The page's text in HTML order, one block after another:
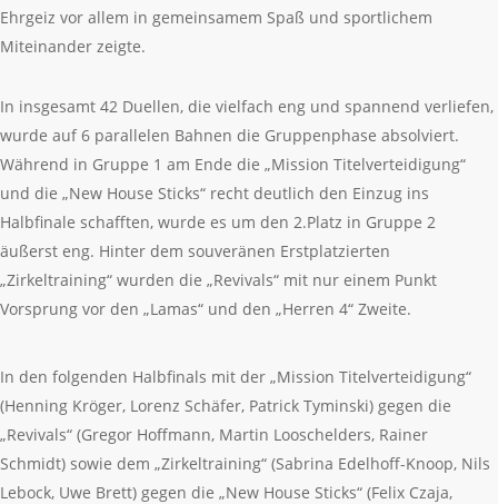
Ehrgeiz vor allem in gemeinsamem Spaß und sportlichem
Miteinander zeigte.
In insgesamt 42 Duellen, die vielfach eng und spannend verliefen,
wurde auf 6 parallelen Bahnen die Gruppenphase absolviert.
Während in Gruppe 1 am Ende die „Mission Titelverteidigung“
und die „New House Sticks“ recht deutlich den Einzug ins
Halbfinale schafften, wurde es um den 2.Platz in Gruppe 2
äußerst eng. Hinter dem souveränen Erstplatzierten
„Zirkeltraining“ wurden die „Revivals“ mit nur einem Punkt
Vorsprung vor den „Lamas“ und den „Herren 4“ Zweite.
In den folgenden Halbfinals mit der „Mission Titelverteidigung“
(Henning Kröger, Lorenz Schäfer, Patrick Tyminski) gegen die
„Revivals“ (Gregor Hoffmann, Martin Looschelders, Rainer
Schmidt) sowie dem „Zirkeltraining“ (Sabrina Edelhoff-Knoop, Nils
Lebock, Uwe Brett) gegen die „New House Sticks“ (Felix Czaja,